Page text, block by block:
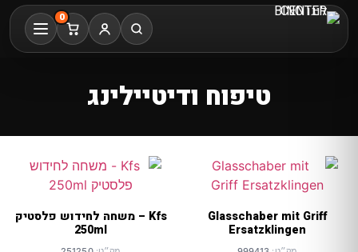
0
טיפוח ודיטיילינג
Glasschaber mit Griff
Ersatzklingen
Kfs – משחה לחידוש פלסטיק
250ml